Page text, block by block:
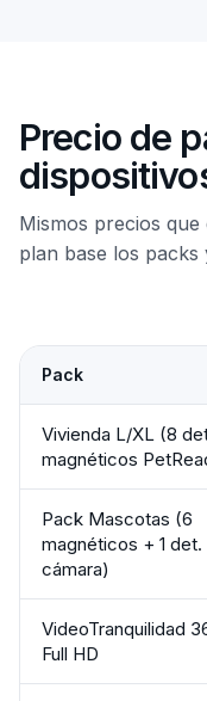
Precio de
Mismos precios
plan base los packs
Pack
Vivienda L/XL (8
magnéticos
Pack Mascotas (6
magnéticos + 1 det.
cámara)
VideoTranquilidad
Full HD